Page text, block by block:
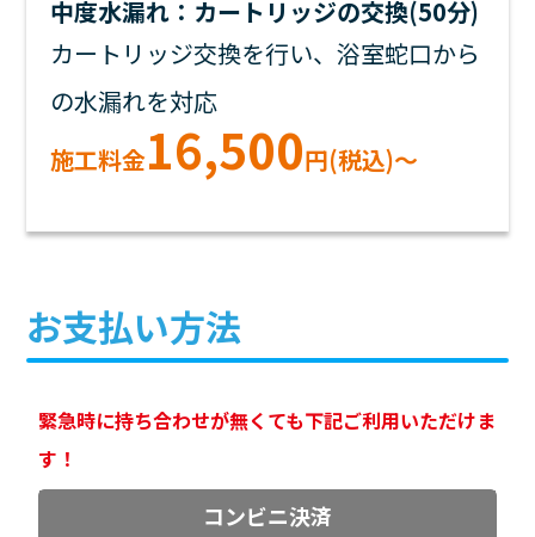
中度水漏れ：カートリッジの交換(50分)
カートリッジ交換を行い、浴室蛇口から
の水漏れを対応
施工料金16,500円(税込)～
お支払い方法
緊急時に持ち合わせが無くても下記ご利用いただけま
す！
コンビニ決済